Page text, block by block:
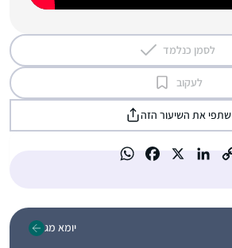
לסמן כנלמד
לעקוב
שתפי את השיעור הזה
יומא מג